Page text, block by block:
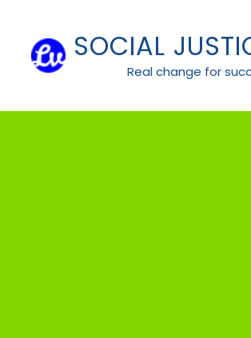
content
SOCIAL
Real change for